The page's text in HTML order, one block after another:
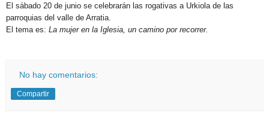
El sábado 20 de junio se celebrarán las rogativas a Urkiola de las
parroquias del valle de Arratia.
El tema es: La mujer en la Iglesia, un camino por recorrer.
No hay comentarios:
Compartir